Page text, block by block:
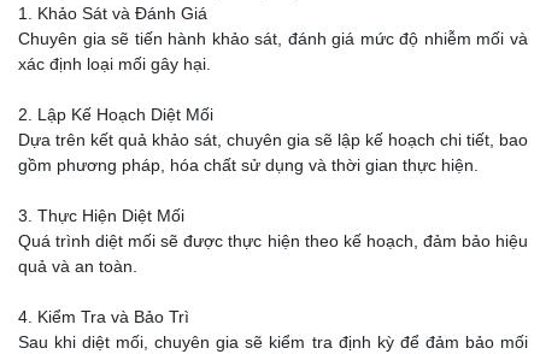
1. Khảo Sát và Đánh Giá
Chuyên gia sẽ tiến hành khảo sát, đánh giá mức độ nhiễm mối và
xác định loại mối gây hại.
2. Lập Kế Hoạch Diệt Mối
Dựa trên kết quả khảo sát, chuyên gia sẽ lập kế hoạch chi tiết, bao
gồm phương pháp, hóa chất sử dụng và thời gian thực hiện.
3. Thực Hiện Diệt Mối
Quá trình diệt mối sẽ được thực hiện theo kế hoạch, đảm bảo hiệu
quả và an toàn.
4. Kiểm Tra và Bảo Trì
Sau khi diệt mối, chuyên gia sẽ kiểm tra định kỳ để đảm bảo mối